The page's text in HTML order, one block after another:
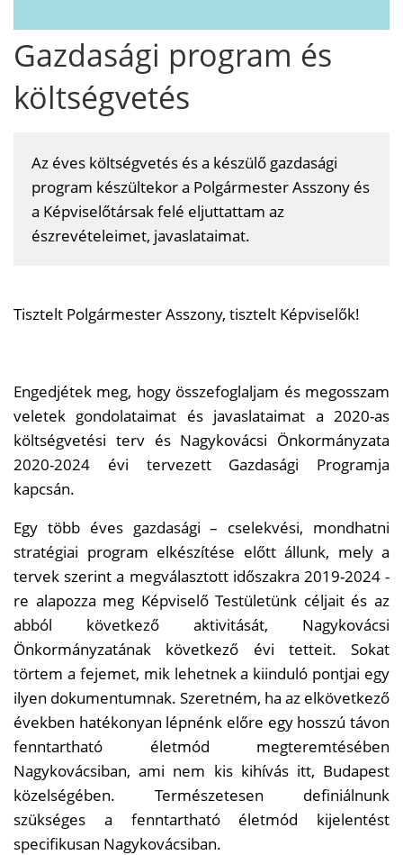
Gazdasági program és
költségvetés
Az éves költségvetés és a készülő gazdasági
program készültekor a Polgármester Asszony és
a Képviselőtársak felé eljuttattam az
észrevételeimet, javaslataimat.
Tisztelt Polgármester Asszony, tisztelt Képviselők!
Engedjétek meg, hogy összefoglaljam és megosszam
veletek gondolataimat és javaslataimat a 2020-as
költségvetési terv és Nagykovácsi Önkormányzata
2020-2024 évi tervezett Gazdasági Programja
kapcsán.
Egy több éves gazdasági – cselekvési, mondhatni
stratégiai program elkészítése előtt állunk, mely a
tervek szerint a megválasztott időszakra 2019-2024 -
re alapozza meg Képviselő Testületünk céljait és az
abból következő aktivitását, Nagykovácsi
Önkormányzatának következő évi tetteit. Sokat
törtem a fejemet, mik lehetnek a kiinduló pontjai egy
ilyen dokumentumnak. Szeretném, ha az elkövetkező
években hatékonyan lépnénk előre egy hosszú távon
fenntartható életmód megteremtésében
Nagykovácsiban, ami nem kis kihívás itt, Budapest
közelségében. Természetesen definiálnunk
szükséges a fenntartható életmód kijelentést
specifikusan Nagykovácsiban.